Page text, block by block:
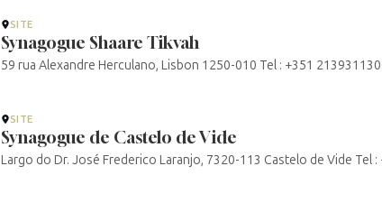
SITE
Synagogue Shaare Tikvah
59 rua Alexandre Herculano, Lisbon 1250-010 Tel : +351
SITE
Synagogue de Castelo de Vide
Largo do Dr. José Frederico Laranjo, 7320-113 Castelo de Vide Tel